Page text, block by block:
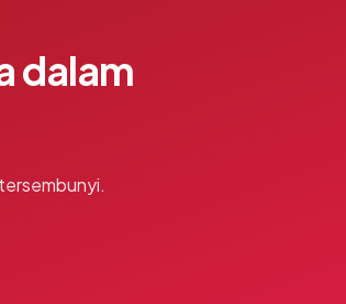
dalam